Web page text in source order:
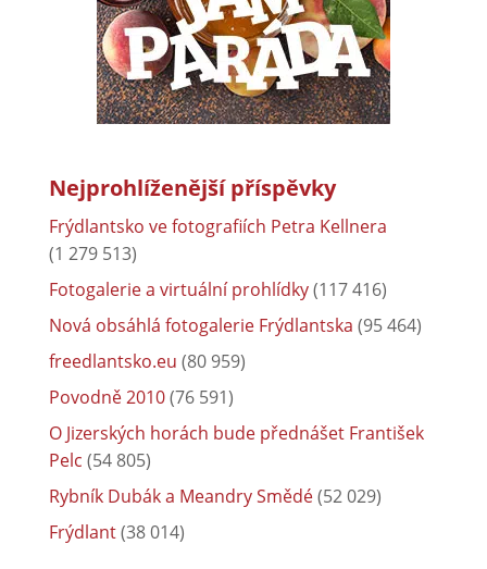
Nejprohlíženější příspěvky
Frýdlantsko ve fotografiích Petra Kellnera
(1 279 513)
Fotogalerie a virtuální prohlídky(117 416)
Nová obsáhlá fotogalerie Frýdlantska (95 464)
freedlantsko.eu (80 959)
Povodně 2010(76 591)
O Jizerských horách bude přednášet František
Pelc (54 805)
Rybník Dubák a Meandry Smědé(52 029)
Frýdlant(38 014)